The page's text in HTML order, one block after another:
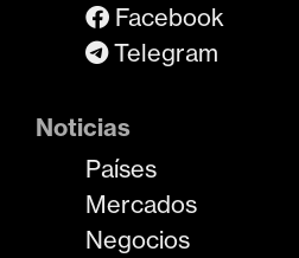
Facebook
Telegram
Noticias
Países
Mercados
Negocios